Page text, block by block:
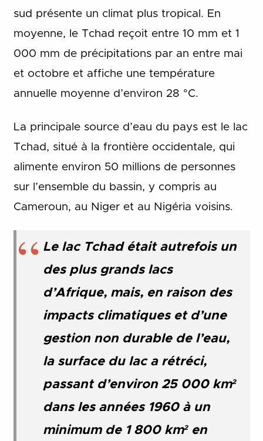
sud présente un climat plus tropical. En
moyenne, le Tchad reçoit entre 10 mm et 1
000 mm de précipitations par an entre mai
et octobre et affiche une température
annuelle moyenne d’environ 28 °C.
La principale source d’eau du pays est le lac
Tchad, situé à la frontière occidentale, qui
alimente environ 50 millions de personnes
sur l’ensemble du bassin, y compris au
Cameroun, au Niger et au Nigéria voisins.
Le lac Tchad était autrefois un
des plus grands lacs
d’Afrique, mais, en raison des
impacts climatiques et d’une
gestion non durable de l’eau,
la surface du lac a rétréci,
passant d’environ 25 000 km²
dans les années 1960 à un
minimum de 1 800 km² en